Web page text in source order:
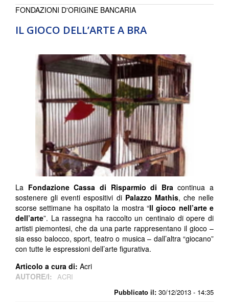
IL GIOCO DELL’ARTE A BRA
Pubblicato il: 30/12/2013 - 14:35
FONDAZIONI D'ORIGINE BANCARIA
La Fondazione Cassa di Risparmio di Bracontinua a
sostenere gli eventi espositivi di Palazzo Mathis, che nelle
scorse settimane ha ospitato la mostra “Il gioco nell’arte e
dell’arte”. La rassegna ha raccolto un centinaio di opere di
artisti piemontesi, che da una parte rappresentano il gioco –
sia esso balocco, sport, teatro o musica – dall’altra “giocano”
con tutte le espressioni dell’arte figurativa.
Articolo a cura di: Acri
AUTORE/I: ACRI